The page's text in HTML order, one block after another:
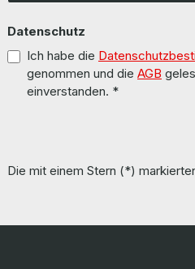
Datenschutz
Ich habe die
genommen und die AGB
einverstanden. *
Die mit einem Stern (*)